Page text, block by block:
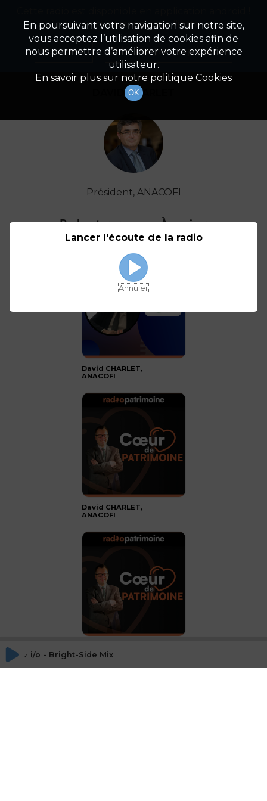
Détail De L'invité(e)
DAVID CHARLET
Président, ANACOFI
Podcasts À venir
David CHARLET,
ANACOFI
David CHARLET,
ANACOFI
Patrimonia 2025 - 1
♪ i/o - Bright-Side Mix
En poursuivant votre navigation sur notre site,
vous acceptez l’utilisation de cookies afin de
nous permettre d’améliorer votre expérience
utilisateur.
En savoir plus sur notre politique Cookies
OK
Appuyez ci-dessous pour l'installer.
Non merci Télécharger l'application
Lancer l'écoute de la radio
Annuler